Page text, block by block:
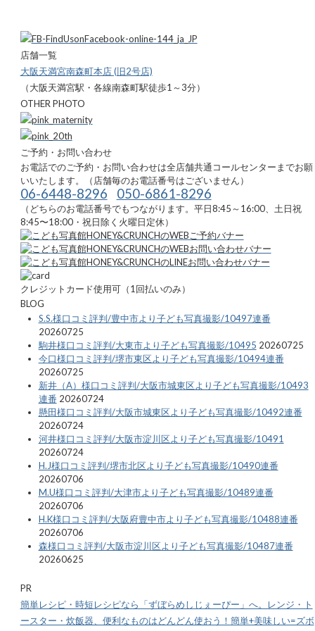
店舗一覧
大阪天満宮南森町本店 (旧2号店)
（大阪天満宮駅・各線南森町駅徒歩1～3分）
OTHER PHOTO
ご予約・お問い合わせ
お電話でのご予約・お問い合わせは全店舗共通コールセンターまでお願
いいたします。（店舗毎のお電話番号はございません）
06-6448-8296 050-6861-8296
（どちらのお電話番号でもつながります。平日8:45～16:00、土日祝
8:45〜18:00・祝日除く火曜日定休）
クレジットカード使用可（1回払いのみ）
BLOG
S.S.様口コミ評判/豊中市より子ども写真撮影/10497連番
20260725
駒井様口コミ評判/大東市より子ども写真撮影/10495 20260725
今口様口コミ評判/堺市東区より子ども写真撮影/10494連番
20260725
新井（A）様口コミ評判/大阪市城東区より子ども写真撮影/10493
連番 20260724
懸田様口コミ評判/大阪市城東区より子ども写真撮影/10492連番
20260724
河井様口コミ評判/大阪市淀川区より子ども写真撮影/10491
20260724
H.J様口コミ評判/堺市北区より子ども写真撮影/10490連番
20260706
M.U様口コミ評判/大津市より子ども写真撮影/10489連番
20260706
H.K様口コミ評判/大阪府豊中市より子ども写真撮影/10488連番
20260706
森様口コミ評判/大阪市淀川区より子ども写真撮影/10487連番
20260625
PR
簡単レシピ・時短レシピなら「ずぼらめしじぇーぴー」へ。レンジ・ト
ースター・炊飯器、便利なものはどんどん使おう！簡単+美味しい=ズボ